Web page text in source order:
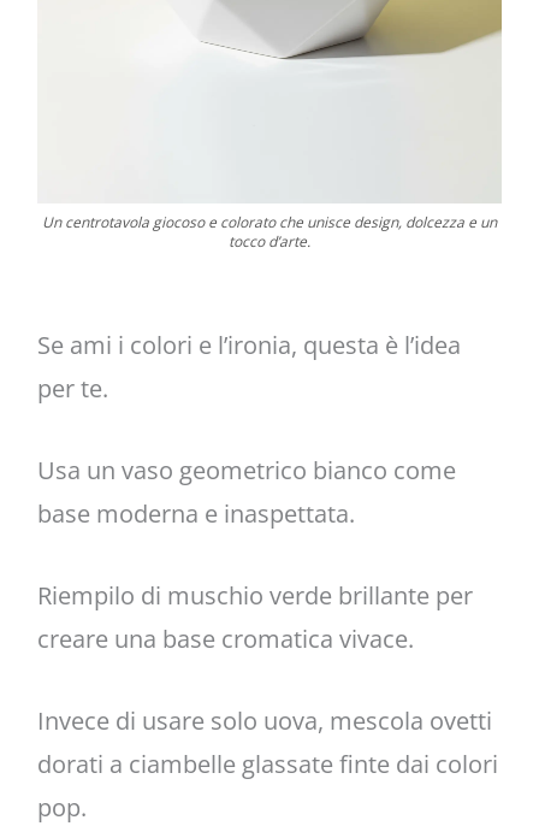
Un centrotavola giocoso e colorato che unisce design, dolcezza e un
tocco d’arte.
Se ami i colori e l’ironia, questa è l’idea
per te.
Usa un vaso geometrico bianco come
base moderna e inaspettata.
Riempilo di muschio verde brillante per
creare una base cromatica vivace.
Invece di usare solo uova, mescola ovetti
dorati a ciambelle glassate finte dai colori
pop.